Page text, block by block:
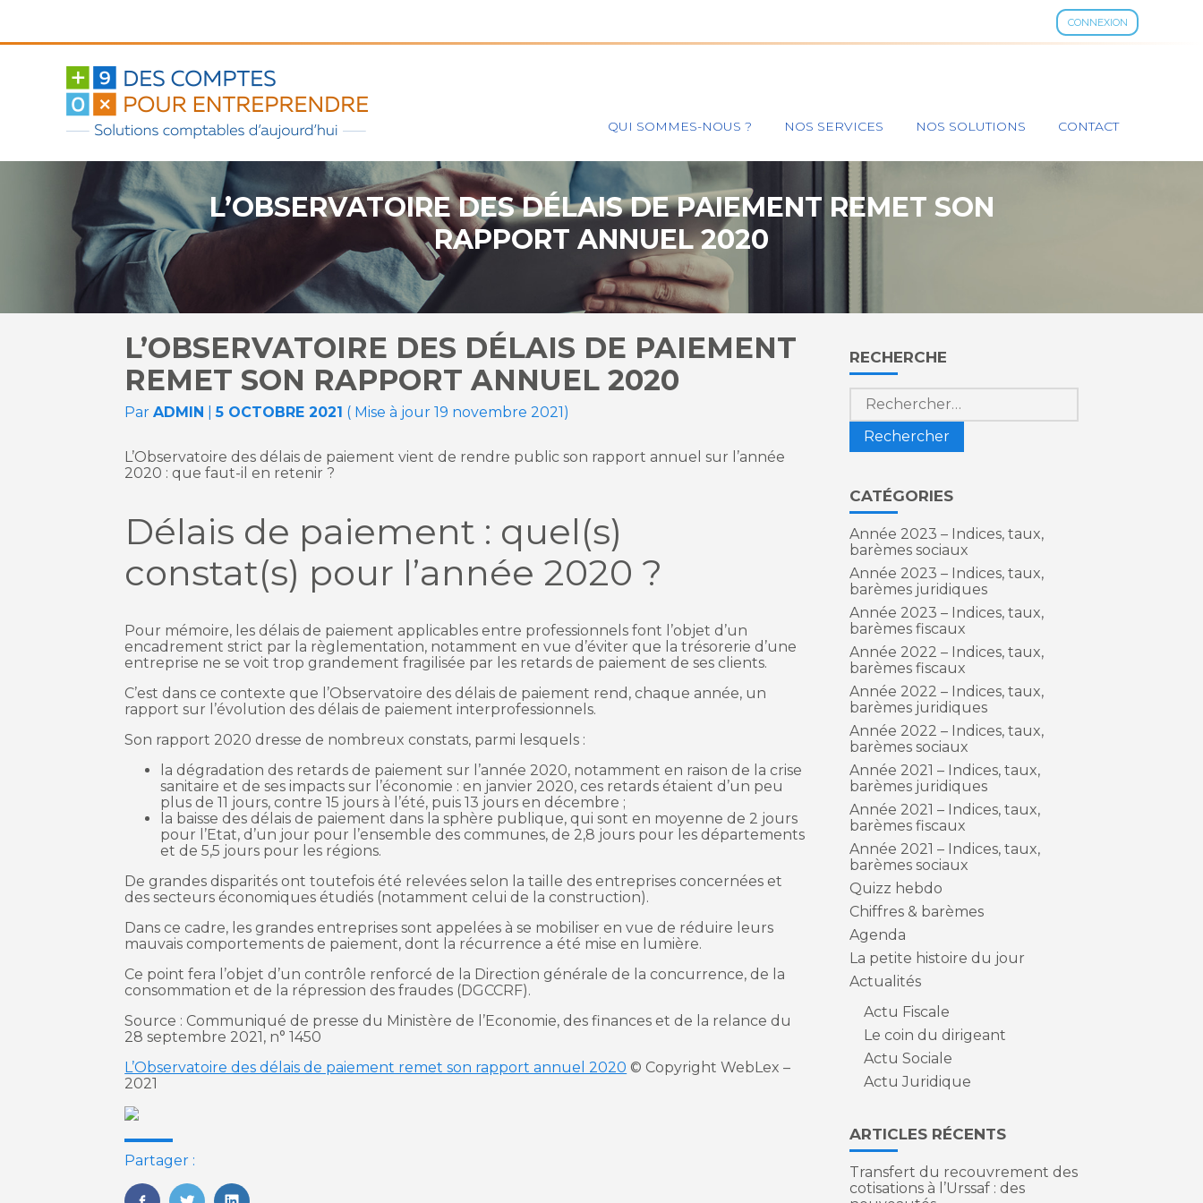
CONNEXION
au
contenu
Principal
QUI SOMMES-NOUS ? NOS SERVICES NOS SOLUTIONS CONTACT
L’OBSERVATOIRE DES DÉLAIS DE PAIEMENT REMET SON
RAPPORT ANNUEL 2020
L’OBSERVATOIRE DES DÉLAIS DE PAIEMENT
REMET SON RAPPORT ANNUEL 2020
ParADMIN |5 OCTOBRE 2021 ( Mise à jour 19 novembre 2021)
L’Observatoire des délais de paiement vient de rendre public son rapport annuel sur l’année
2020 : que faut-il en retenir ?
Délais de paiement : quel(s)
constat(s) pour l’année 2020 ?
Pour mémoire, les délais de paiement applicables entre professionnels font l’objet d’un
encadrement strict par la règlementation, notamment en vue d’éviter que la trésorerie d’une
entreprise ne se voit trop grandement fragilisée par les retards de paiement de ses clients.
C’est dans ce contexte que l’Observatoire des délais de paiement rend, chaque année, un
rapport sur l’évolution des délais de paiement interprofessionnels.
Son rapport 2020 dresse de nombreux constats, parmi lesquels :
la dégradation des retards de paiement sur l’année 2020, notamment en raison de la crise
sanitaire et de ses impacts sur l’économie : en janvier 2020, ces retards étaient d’un peu
plus de 11 jours, contre 15 jours à l’été, puis 13 jours en décembre ;
la baisse des délais de paiement dans la sphère publique, qui sont en moyenne de 2 jours
pour l’Etat, d’un jour pour l’ensemble des communes, de 2,8 jours pour les départements
et de 5,5 jours pour les régions.
De grandes disparités ont toutefois été relevées selon la taille des entreprises concernées et
des secteurs économiques étudiés (notamment celui de la construction).
Dans ce cadre, les grandes entreprises sont appelées à se mobiliser en vue de réduire leurs
mauvais comportements de paiement, dont la récurrence a été mise en lumière.
Ce point fera l’objet d’un contrôle renforcé de la Direction générale de la concurrence, de la
consommation et de la répression des fraudes (DGCCRF).
Source : Communiqué de presse du Ministère de l’Economie, des finances et de la relance du
28 septembre 2021, n° 1450
L’Observatoire des délais de paiement remet son rapport annuel 2020 © Copyright WebLex –
2021
Partager :
Blog
sidebar
RECHERCHE
Rechercher :
CATÉGORIES
Année 2023 – Indices, taux,
barèmes sociaux
Année 2023 – Indices, taux,
barèmes juridiques
Année 2023 – Indices, taux,
barèmes fiscaux
Année 2022 – Indices, taux,
barèmes fiscaux
Année 2022 – Indices, taux,
barèmes juridiques
Année 2022 – Indices, taux,
barèmes sociaux
Année 2021 – Indices, taux,
barèmes juridiques
Année 2021 – Indices, taux,
barèmes fiscaux
Année 2021 – Indices, taux,
barèmes sociaux
Quizz hebdo
Chiffres & barèmes
Agenda
La petite histoire du jour
Actualités
Actu Fiscale
Le coin du dirigeant
Actu Sociale
Actu Juridique
ARTICLES RÉCENTS
Transfert du recouvrement des
cotisations à l’Urssaf : des